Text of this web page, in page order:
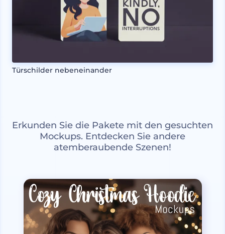
Türschilder nebeneinander
Erkunden Sie die Pakete mit den gesuchten
Mockups. Entdecken Sie andere
atemberaubende Szenen!